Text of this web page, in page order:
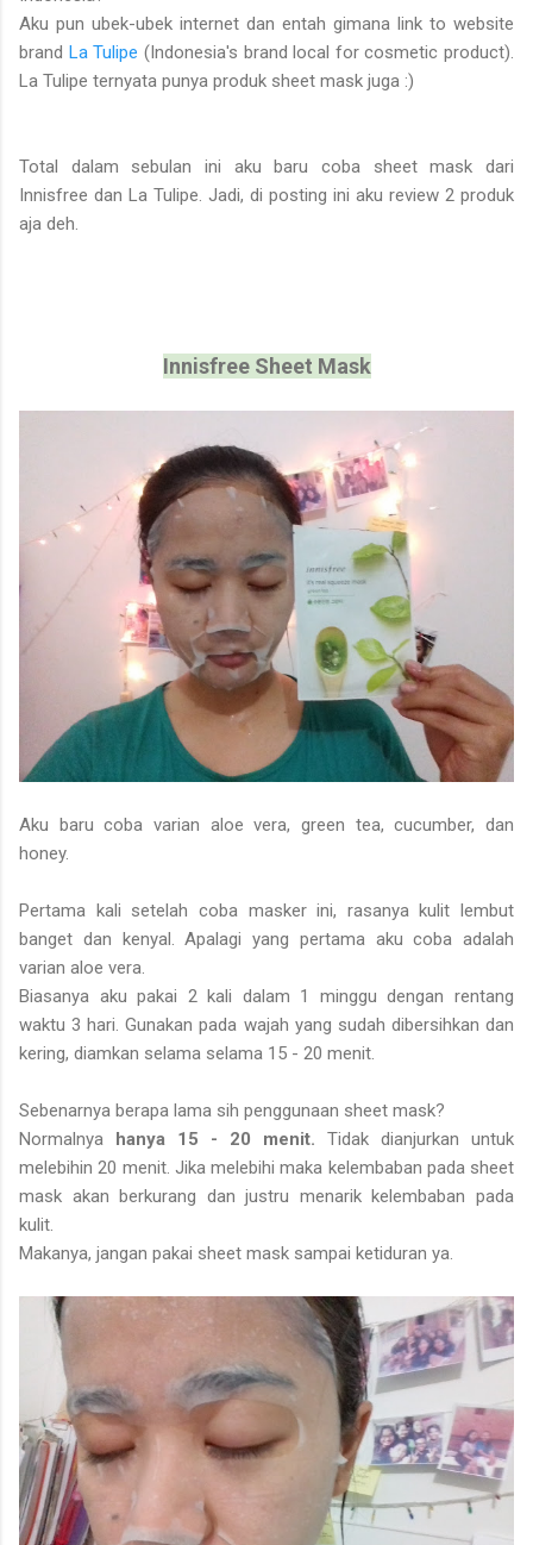
Aku pun ubek-ubek internet dan entah gimana link to website
brand La Tulipe (Indonesia's brand local for cosmetic product).
La Tulipe ternyata punya produk sheet mask juga :)
Total dalam sebulan ini aku baru coba sheet mask dari
Innisfree dan La Tulipe. Jadi, di posting ini aku review 2 produk
aja deh.
Innisfree Sheet Mask
Aku baru coba varian aloe vera, green tea, cucumber, dan
honey.
Pertama kali setelah coba masker ini, rasanya kulit lembut
banget dan kenyal. Apalagi yang pertama aku coba adalah
varian aloe vera.
Biasanya aku pakai 2 kali dalam 1 minggu dengan rentang
waktu 3 hari. Gunakan pada wajah yang sudah dibersihkan dan
kering, diamkan selama selama 15 - 20 menit.
Sebenarnya berapa lama sih penggunaan sheet mask?
Normalnya hanya 15 - 20 menit. Tidak dianjurkan untuk
melebihin 20 menit. Jika melebihi maka kelembaban pada sheet
mask akan berkurang dan justru menarik kelembaban pada
kulit.
Makanya, jangan pakai sheet mask sampai ketiduran ya.